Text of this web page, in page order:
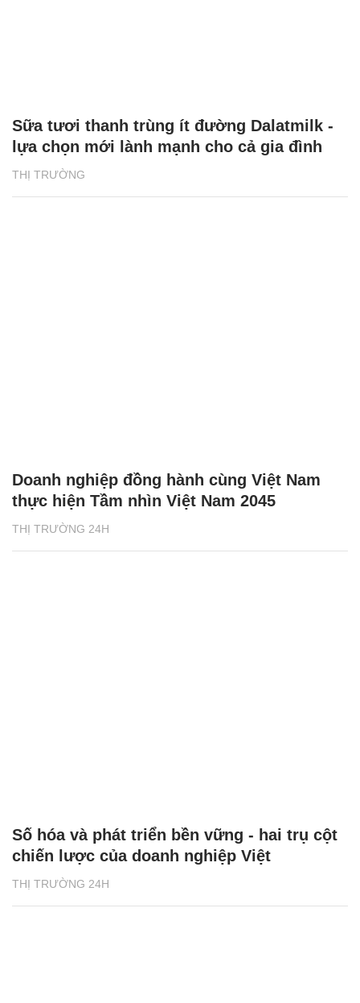
THỊ TRƯỜNG
Sữa tươi thanh trùng ít đường Dalatmilk -
lựa chọn mới lành mạnh cho cả gia đình
THỊ TRƯỜNG 24H
Doanh nghiệp đồng hành cùng Việt Nam
thực hiện Tầm nhìn Việt Nam 2045
THỊ TRƯỜNG 24H
Số hóa và phát triển bền vững - hai trụ cột
chiến lược của doanh nghiệp Việt